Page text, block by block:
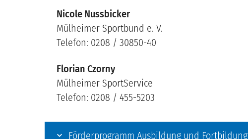
Nicole Nussbicker
Mülheimer Sportbund e. V.
Telefon: 0208 / 30850-40
Florian Czorny
Mülheimer SportService
Telefon: 0208 / 455-5203
Förderprogramm Ausbildung und Fortbildung